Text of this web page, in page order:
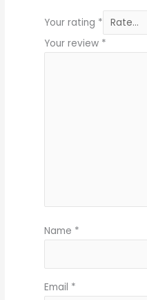
Your rating *
Your review *
Name *
Email *